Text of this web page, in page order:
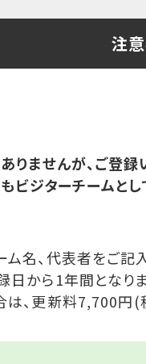
注
りませんが、ご登
ビジターチームと
名、代表者をご記
から1年間となりま
、更新料7,700円(